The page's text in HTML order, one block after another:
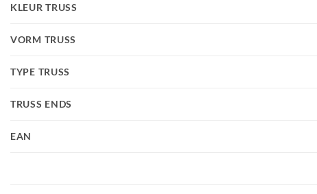
KLEUR TRUSS
VORM TRUSS
TYPE TRUSS
TRUSS ENDS
EAN